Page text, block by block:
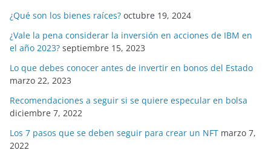
¿Qué son los bienes raíces? octubre 19, 2024
¿Vale la pena considerar la inversión en acciones de IBM en
el año 2023? septiembre 15, 2023
Lo que debes conocer antes de invertir en bonos del Estado
marzo 22, 2023
Recomendaciones a seguir si se quiere especular en bolsa
diciembre 7, 2022
Los 7 pasos que se deben seguir para crear un NFT marzo 7,
2022